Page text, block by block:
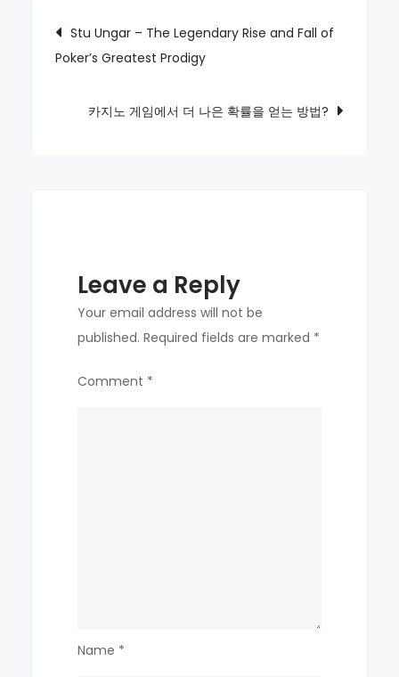
John
Montagu
The
Post
navigation
Stu Ungar – The Legendary Rise and Fall of
Poker’s Greatest Prodigy
카지노 게임에서 더 나은 확률을 얻는 방법?
Leave a Reply
Your email address will not be
published. Required fields are marked *
Comment *
Name *